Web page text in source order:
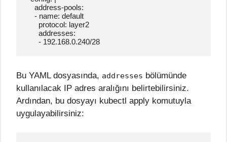
      - 192.168.0.240/28
Bu YAML dosyasında, addresses bölümünde
kullanılacak IP adres aralığını belirtebilirsiniz.
Ardından, bu dosyayı kubectl apply komutuyla
uygulayabilirsiniz: